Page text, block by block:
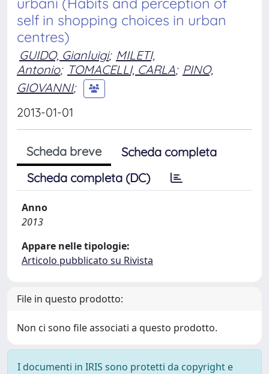
self in shopping choices in urban
centres)
GUIDO, Gianluigi; MILETI,
Antonio; TOMACELLI, CARLA; PINO,
GIOVANNI;
2013-01-01
Scheda breve
Scheda completa
Scheda completa (DC)
Anno
2013
Appare nelle tipologie:
Articolo pubblicato su Rivista
File in questo prodotto:
Non ci sono file associati a questo prodotto.
I documenti in IRIS sono protetti da copyright e